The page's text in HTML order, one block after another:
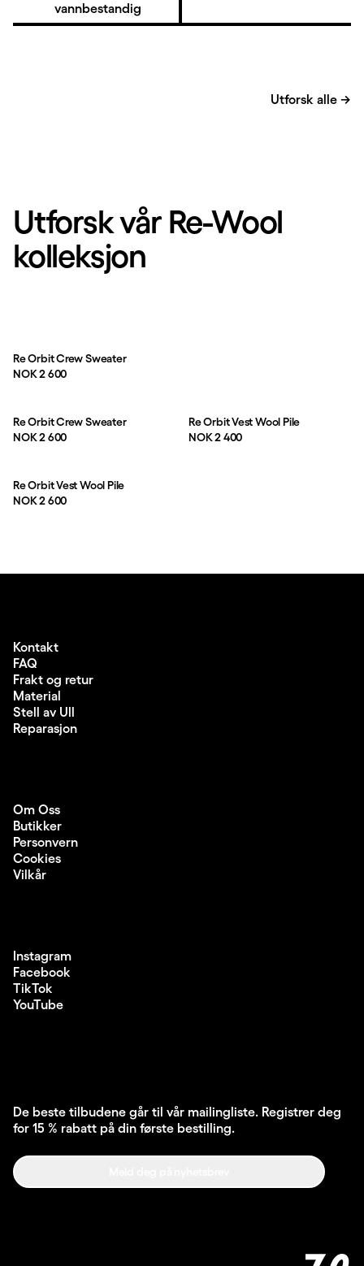
vannbestandig
Utforsk alle →
Utforsk vår Re-Wool
kolleksjon
Re Orbit Crew Sweater
Pris:
NOK 2 600
Re Orbit Crew Sweater
Pris:
NOK 2 600
Re Orbit Vest Wool Pile
Pris:
NOK 2 400
Re Orbit Vest Wool Pile
Pris:
NOK 2 600
Kontakt
FAQ
Frakt og retur
Material
Stell av Ull
Reparasjon
Om Oss
Butikker
Personvern
Cookies
Vilkår
Instagram
Facebook
TikTok
YouTube
De beste tilbudene går til vår mailingliste. Registrer deg
for 15 % rabatt på din første bestilling.